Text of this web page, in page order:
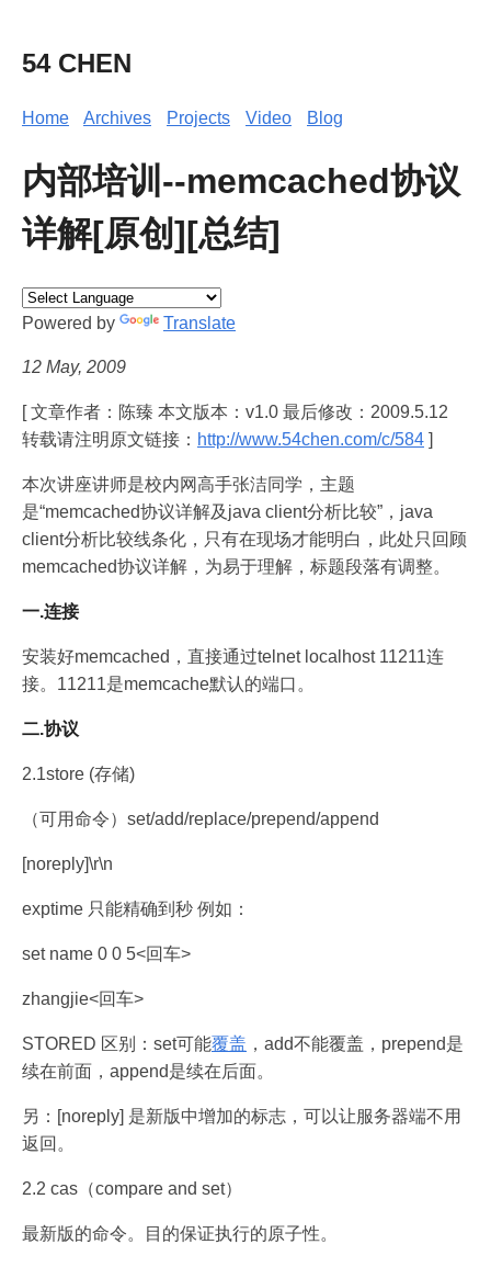
54 CHEN
Home Archives Projects Video Blog
内部培训--memcached协议
详解[原创][总结]
Powered by Translate
12 May, 2009
[ 文章作者：陈臻 本文版本：v1.0 最后修改：2009.5.12
转载请注明原文链接： http://www.54chen.com/c/584 ]
本次讲座讲师是校内网高手张洁同学，主题
是“memcached协议详解及java client分析比较”，java
client分析比较线条化，只有在现场才能明白，此处只回顾
memcached协议详解，为易于理解，标题段落有调整。
一.连接
安装好memcached，直接通过telnet localhost 11211连
接。11211是memcache默认的端口。
二.协议
2.1store (存储)
（可用命令）set/add/replace/prepend/append
[noreply]\r\n
exptime 只能精确到秒 例如：
set name 0 0 5<回车>
zhangjie<回车>
STORED 区别：set可能覆盖 ，add不能覆盖，prepend是
续在前面，append是续在后面。
另：[noreply] 是新版中增加的标志，可以让服务器端不用
返回。
2.2 cas（compare and set）
最新版的命令。目的保证执行的原子性。